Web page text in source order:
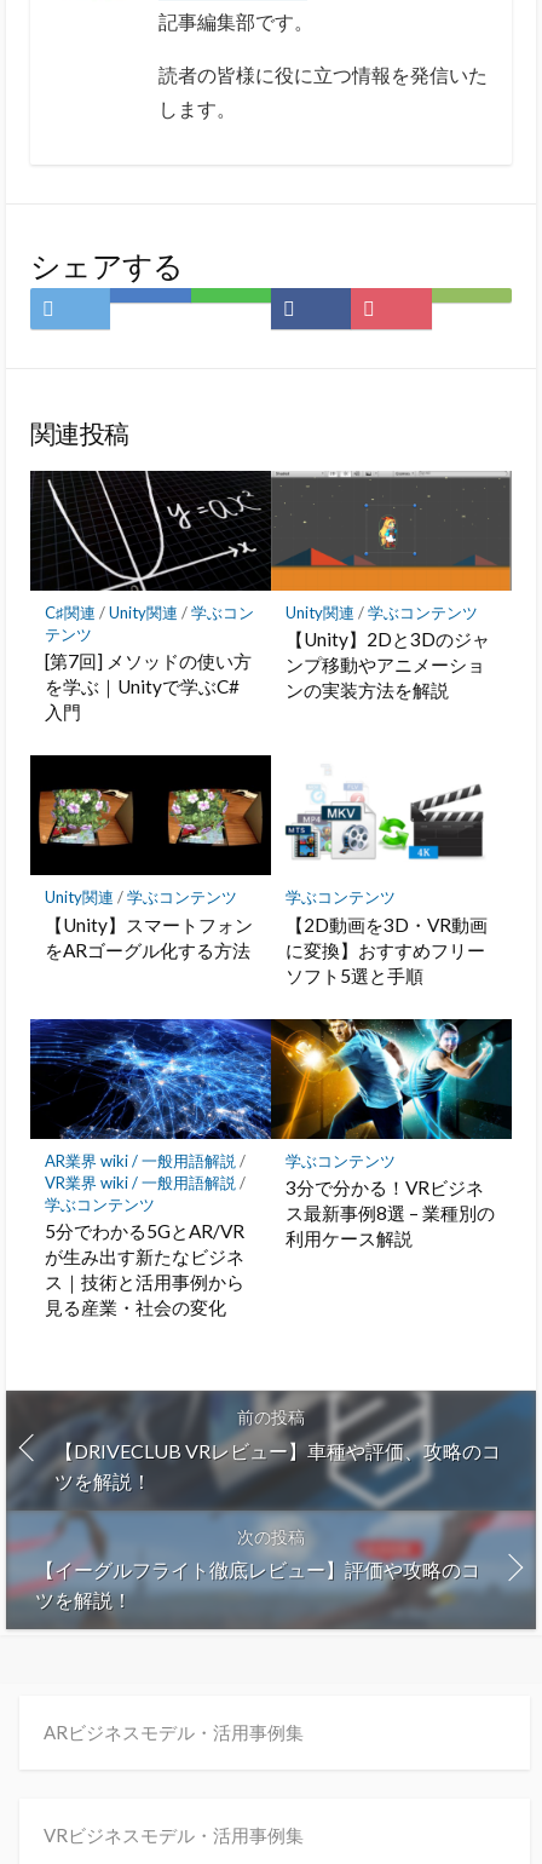
記事編集部です。
読者の皆様に役に立つ情報を発信いた
します。
シェアする
Twitter
で
は
ク
マ
ー
ク
に
保
LINE
Facebook
で
Pocket
に
Feedly
関連投稿
C♯関連 /Unity関連 /学ぶコン
テンツ
[第7回] メソッドの使い方
を学ぶ｜Unityで学ぶC#
入門
Unity関連 /学ぶコンテンツ
【Unity】2Dと3Dのジャ
ンプ移動やアニメーショ
ンの実装方法を解説
Unity関連 /学ぶコンテンツ
【Unity】スマートフォン
をARゴーグル化する方法
学ぶコンテンツ
【2D動画を3D・VR動画
に変換】おすすめフリー
ソフト5選と手順
AR業界 wiki / 一般用語解説 /
VR業界 wiki / 一般用語解説 /
学ぶコンテンツ
5分でわかる5GとAR/VR
が生み出す新たなビジネ
ス｜技術と活用事例から
見る産業・社会の変化
学ぶコンテンツ
3分で分かる！VRビジネ
ス最新事例8選 – 業種別の
利用ケース解説
前の投稿
【DRIVECLUB VRレビュー】車種や評価、攻略のコ
ツを解説！
次の投稿
【イーグルフライト徹底レビュー】評価や攻略のコ
ツを解説！
ARビジネスモデル・活用事例集
VRビジネスモデル・活用事例集